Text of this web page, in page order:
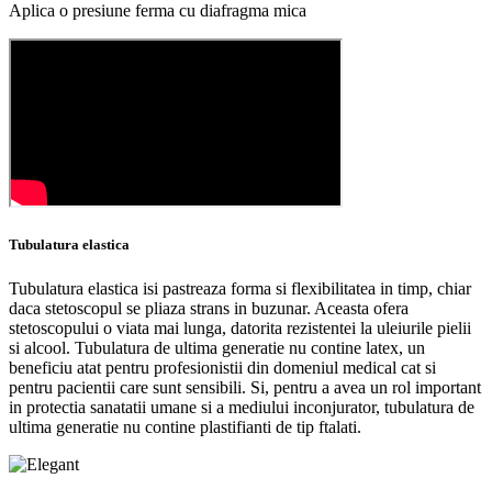
Aplica o presiune ferma cu diafragma mica
Tubulatura elastica
Tubulatura elastica isi pastreaza forma si flexibilitatea in timp, chiar
daca stetoscopul se pliaza strans in buzunar. Aceasta ofera
stetoscopului o viata mai lunga, datorita rezistentei la uleiurile pielii
si alcool. Tubulatura de ultima generatie nu contine latex, un
beneficiu atat pentru profesionistii din domeniul medical cat si
pentru pacientii care sunt sensibili. Si, pentru a avea un rol important
in protectia sanatatii umane si a mediului inconjurator, tubulatura de
ultima generatie nu contine plastifianti de tip ftalati.